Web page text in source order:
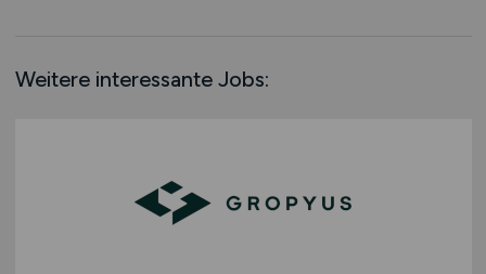
Schweiz
Weitere interessante Jobs: